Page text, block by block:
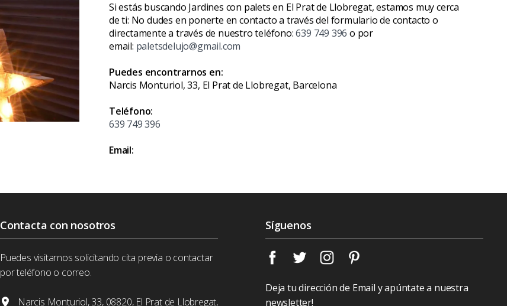
Si estás buscando Jardines con palets en El Prat de Llobregat, estamos muy cerca
de ti: No dudes en ponerte en contacto a través del formulario de contacto o
directamente a través de nuestro teléfono:639 749 396 o por
email: paletsdelujo@gmail.com
Puedes encontrarnos en:
Narcis Monturiol, 33, El Prat de Llobregat, Barcelona
Teléfono:
639 749 396
Email:
Contacta con nosotros
Puedes visitarnos solicitando cita previa o contactar
por teléfono o correo.
Narcis Monturiol, 33, 08820, El Prat de Llobregat,
Síguenos
Deja tu dirección de Email y apúntate a nuestra
newsletter!